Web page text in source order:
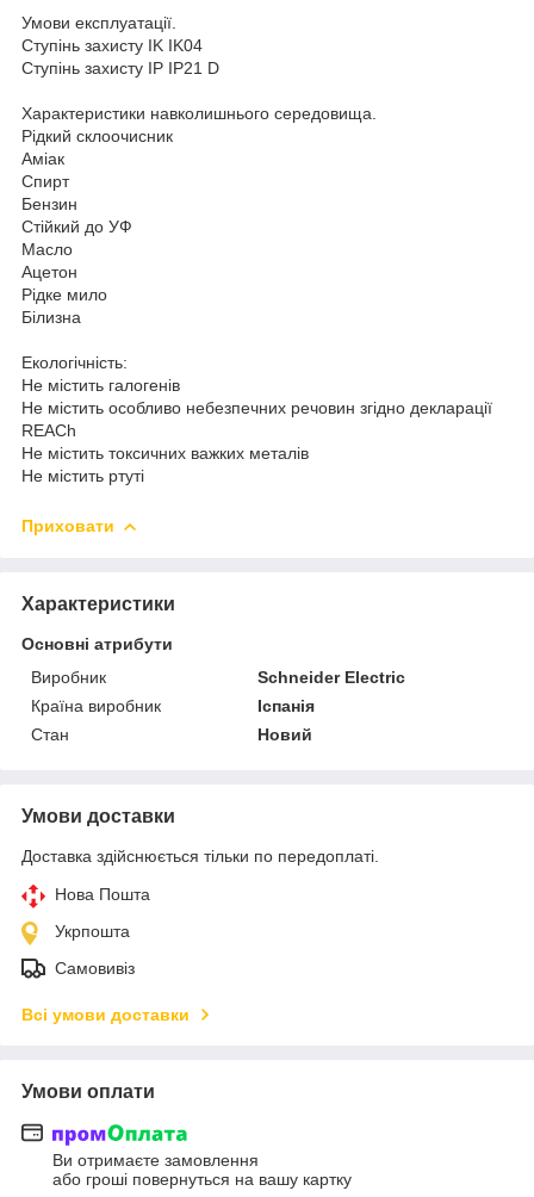
Умови експлуатації.
Ступінь захисту IK IK04
Ступінь захисту IP IP21 D
Характеристики навколишнього середовища.
Рідкий склоочисник
Аміак
Спирт
Бензин
Стійкий до УФ
Масло
Ацетон
Рідке мило
Білизна
Екологічність:
Не містить галогенів
Не містить особливо небезпечних речовин згідно декларації
REACh
Не містить токсичних важких металів
Не містить ртуті
Приховати
Характеристики
Основні атрибути
Виробник
Schneider Electric
Країна виробник
Іспанія
Стан
Новий
Умови доставки
Доставка здійснюється тільки по передоплаті.
Нова Пошта
Укрпошта
Самовивіз
Всі умови доставки
Умови оплати
Ви отримаєте замовлення
або гроші повернуться на вашу картку